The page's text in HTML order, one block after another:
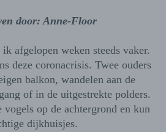
door: Anne-Floor
afgelopen weken steeds vaker.
deze coronacrisis. Twee ouders
balkon, wandelen aan de
of in de uitgestrekte polders.
vogels op de achtergrond en kun
dijkhuisjes.